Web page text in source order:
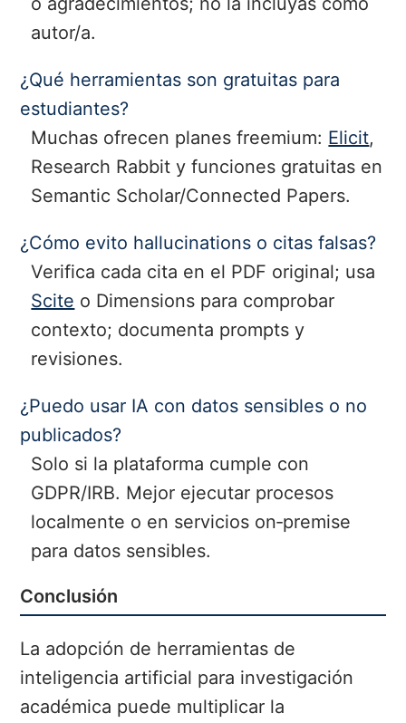
autor/a.
¿Qué herramientas son gratuitas para
estudiantes?
Muchas ofrecen planes freemium: Elicit,
Research Rabbit y funciones gratuitas en
Semantic Scholar/Connected Papers.
¿Cómo evito hallucinations o citas falsas?
Verifica cada cita en el PDF original; usa
Scite o Dimensions para comprobar
contexto; documenta prompts y
revisiones.
¿Puedo usar IA con datos sensibles o no
publicados?
Solo si la plataforma cumple con
GDPR/IRB. Mejor ejecutar procesos
localmente o en servicios on‑premise
para datos sensibles.
Conclusión
La adopción de herramientas de
inteligencia artificial para investigación
académica puede multiplicar la